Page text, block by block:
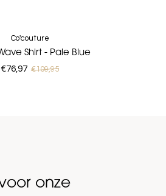
Co'couture
Shirt - Pale Blue
€76,97 €109,95
onze